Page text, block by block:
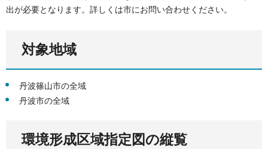
出が必要となります。詳しくは市にお問い合わせください。
対象地域
丹波篠山市の全域
丹波市の全域
環境形成区域指定図の縦覧